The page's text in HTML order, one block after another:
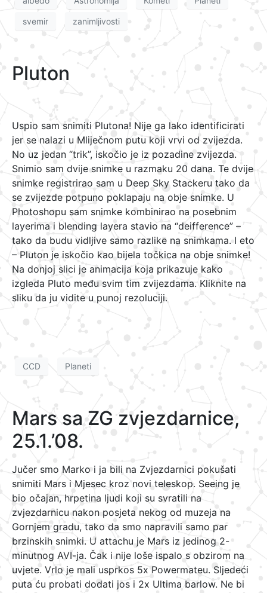
svemir zanimljivosti
Pluton
Uspio sam snimiti Plutona! Nije ga lako identificirati
jer se nalazi u Mliječnom putu koji vrvi od zvijezda.
No uz jedan “trik”, iskočio je iz pozadine zvijezda.
Snimio sam dvije snimke u razmaku 20 dana. Te dvije
snimke registrirao sam u Deep Sky Stackeru tako da
se zvijezde potpuno poklapaju na obje snimke. U
Photoshopu sam snimke kombinirao na posebnim
layerima i blending layera stavio na “deifference” –
tako da budu vidljive samo razlike na snimkama. I eto
– Pluton je iskočio kao bijela točkica na obje snimke!
Na donjoj slici je animacija koja prikazuje kako
izgleda Pluto među svim tim zvijezdama. Kliknite na
sliku da ju vidite u punoj rezoluciji.
CCD Planeti
Mars sa ZG zvjezdarnice,
25.1.’08.
Jučer smo Marko i ja bili na Zvjezdarnici pokušati
snimiti Mars i Mjesec kroz novi teleskop. Seeing je
bio očajan, hrpetina ljudi koji su svratili na
zvjezdarnicu nakon posjeta nekog od muzeja na
Gornjem gradu, tako da smo napravili samo par
brzinskih snimki. U attachu je Mars iz jedinog 2-
minutnog AVI-ja. Čak i nije loše ispalo s obzirom na
uvjete. Vrlo je mali usprkos 5x Powermateu. Sljedeći
puta ću probati dodati jos i 2x Ultima barlow. Ne bi